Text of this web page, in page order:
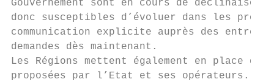
Gouvernement sont en cours de
donc susceptibles d’évoluer dans les
communication explicite auprès des
demandes dès maintenant.
Les Régions mettent également en place
proposées par l’Etat et ses opérateurs.